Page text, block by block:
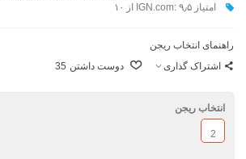
امتیاز IGN.com: ۹٫۵ از ۱۰
راهنمای انتخاب ریجن
اشتراک گذاری
دوست داشتن 35
انتخاب ریجن
2